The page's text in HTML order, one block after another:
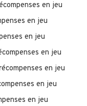
en jeu
en jeu
en jeu
en jeu
en jeu
en jeu
en jeu